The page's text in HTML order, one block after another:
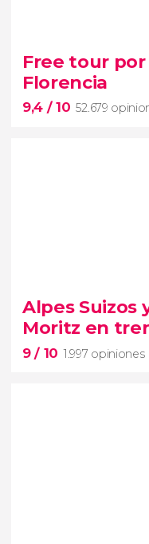
220 opiniones
entrada a
Sixtina
saltándoos las
Free tour por
Florencia
9,4 / 10 52.679
52.679 opiniones
free tour por
centro
Alpes Suizos
Moritz en
9/ 10 1.997 opiniones